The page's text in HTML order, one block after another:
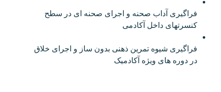
فراگیری آداب صحنه و اجرای صحنه ای در سطح
کنسرتهای داخل آکادمی
فراگیری شیوه تمرین ذهنی بدون ساز و اجرای خلاق
در دوره های ویژه آکادمیک